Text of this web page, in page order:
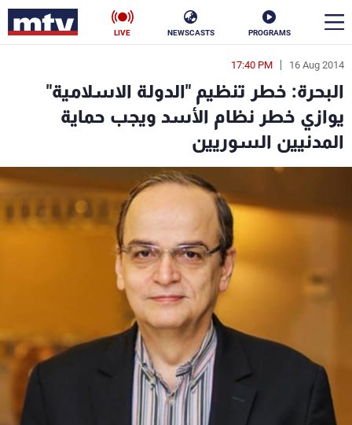
PROGRAMS
NEWSCASTS
LIVE
16 Aug 2014
17:40 PM
البحرة: خطر تنظيم "الدولة الاسلامية"
يوازي خطر نظام الأسد ويجب حماية
المدنيين السوريين
en
الأخبار
سياسة
فن
منوعات
جدول البرامج
شاهد البرامج
الترددات